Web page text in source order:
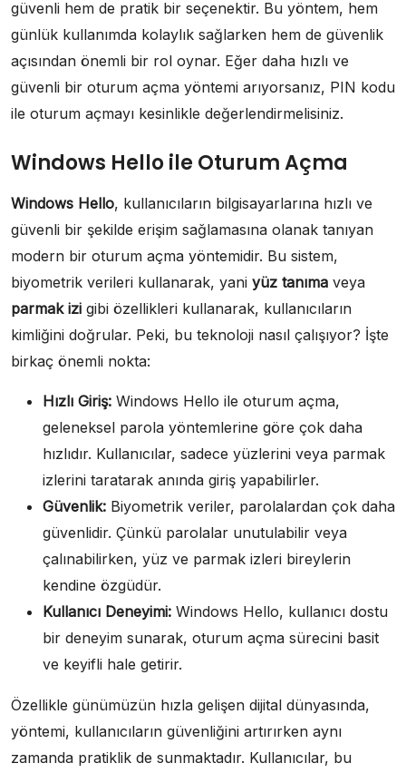
güvenli hem de pratik bir seçenektir. Bu yöntem, hem
günlük kullanımda kolaylık sağlarken hem de güvenlik
açısından önemli bir rol oynar. Eğer daha hızlı ve
güvenli bir oturum açma yöntemi arıyorsanız, PIN kodu
ile oturum açmayı kesinlikle değerlendirmelisiniz.
Windows Hello ile Oturum Açma
Windows Hello, kullanıcıların bilgisayarlarına hızlı ve
güvenli bir şekilde erişim sağlamasına olanak tanıyan
modern bir oturum açma yöntemidir. Bu sistem,
biyometrik verileri kullanarak, yani yüz tanıma veya
parmak izi gibi özellikleri kullanarak, kullanıcıların
kimliğini doğrular. Peki, bu teknoloji nasıl çalışıyor? İşte
birkaç önemli nokta:
Hızlı Giriş: Windows Hello ile oturum açma,
geleneksel parola yöntemlerine göre çok daha
hızlıdır. Kullanıcılar, sadece yüzlerini veya parmak
izlerini taratarak anında giriş yapabilirler.
Güvenlik: Biyometrik veriler, parolalardan çok daha
güvenlidir. Çünkü parolalar unutulabilir veya
çalınabilirken, yüz ve parmak izleri bireylerin
kendine özgüdür.
Kullanıcı Deneyimi: Windows Hello, kullanıcı dostu
bir deneyim sunarak, oturum açma sürecini basit
ve keyifli hale getirir.
Özellikle günümüzün hızla gelişen dijital dünyasında,
yöntemi, kullanıcıların güvenliğini artırırken aynı
zamanda pratiklik de sunmaktadır. Kullanıcılar, bu